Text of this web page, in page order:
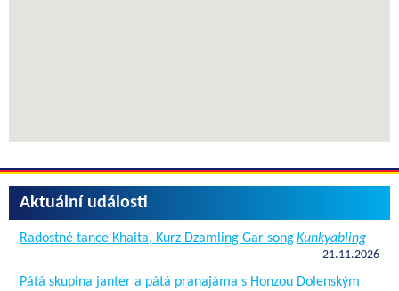
Aktuální události
Radostné tance Khaita, Kurz Dzamling Gar songKunkyabling
21.11.2026
Pátá skupina janter a pátá pranajáma s Honzou Dolenským